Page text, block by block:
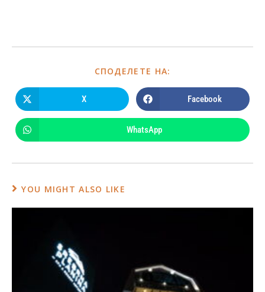
СПОДЕЛЕТЕ НА:
X Facebook
WhatsApp
YOU MIGHT ALSO LIKE